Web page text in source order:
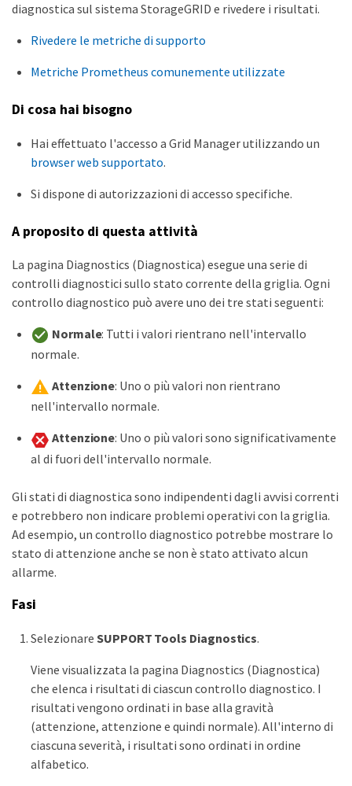
diagnostica sul sistema StorageGRID e rivedere i risultati.
Rivedere le metriche di supporto
Metriche Prometheus comunemente utilizzate
Di cosa hai bisogno
Hai effettuato l'accesso a Grid Manager utilizzando un
browser web supportato.
Si dispone di autorizzazioni di accesso specifiche.
A proposito di questa attività
La pagina Diagnostics (Diagnostica) esegue una serie di
controlli diagnostici sullo stato corrente della griglia. Ogni
controllo diagnostico può avere uno dei tre stati seguenti:
Normale: Tutti i valori rientrano nell'intervallo
normale.
Attenzione: Uno o più valori non rientrano
nell'intervallo normale.
Attenzione: Uno o più valori sono significativamente
al di fuori dell'intervallo normale.
Gli stati di diagnostica sono indipendenti dagli avvisi correnti
e potrebbero non indicare problemi operativi con la griglia.
Ad esempio, un controllo diagnostico potrebbe mostrare lo
stato di attenzione anche se non è stato attivato alcun
allarme.
Fasi
Selezionare SUPPORT Tools Diagnostics.
Viene visualizzata la pagina Diagnostics (Diagnostica)
che elenca i risultati di ciascun controllo diagnostico. I
risultati vengono ordinati in base alla gravità
(attenzione, attenzione e quindi normale). All'interno di
ciascuna severità, i risultati sono ordinati in ordine
alfabetico.